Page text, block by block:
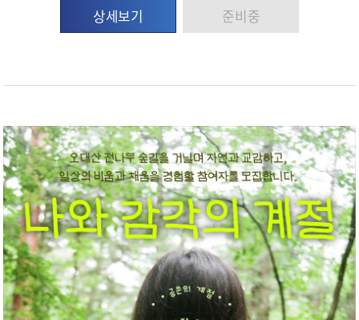
상세보기